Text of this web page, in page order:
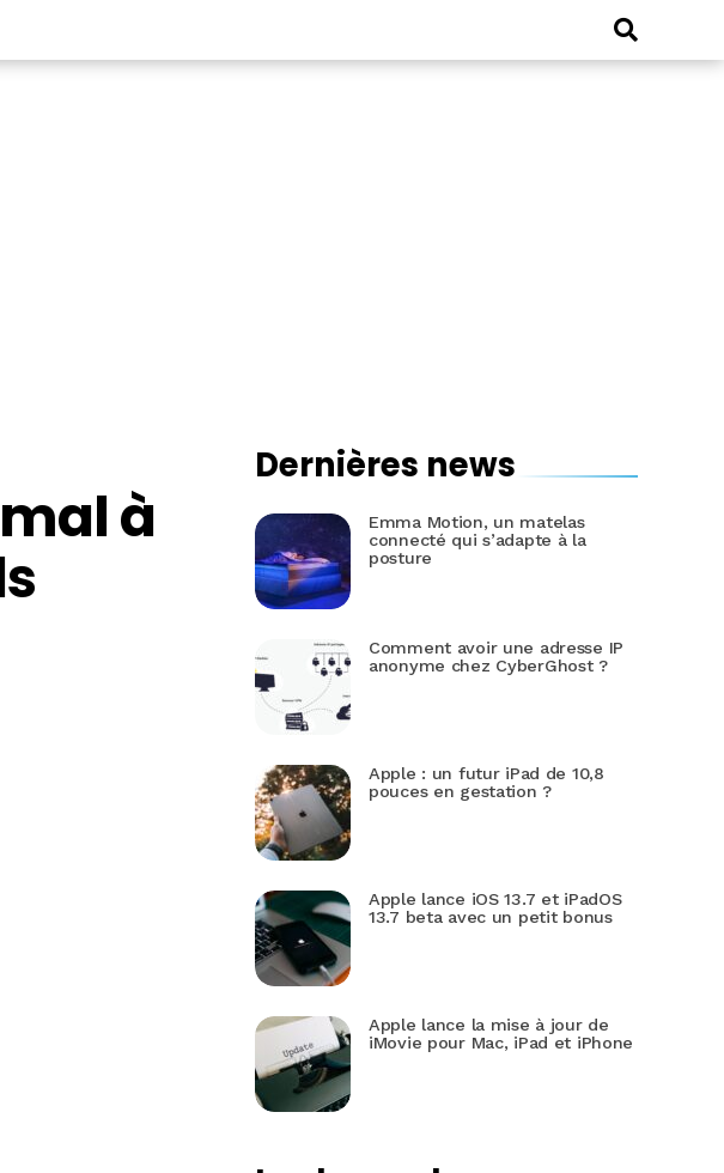
à
Dernières news
Emma Motion, un matelas
connecté qui s’adapte à la
posture
Comment avoir une adresse IP
anonyme chez CyberGhost ?
Apple : un futur iPad de 10,8
pouces en gestation ?
Apple lance iOS 13.7 et iPadOS
13.7 beta avec un petit bonus
Apple lance la mise à jour de
iMovie pour Mac, iPad et iPhone